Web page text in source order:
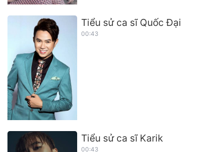
Tiểu sử ca sĩ Quốc Đại
00:43
Tiểu sử ca sĩ Karik
00:43